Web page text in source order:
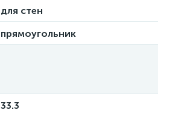
для стен
прямоугольник
33.3